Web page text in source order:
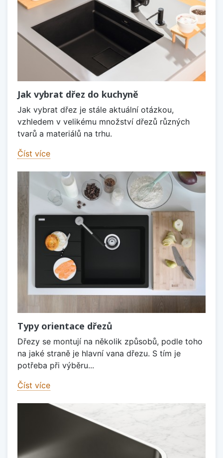
Jak vybrat dřez do kuchyně
Jak vybrat dřez je stále aktuální otázkou,
vzhledem v velikému množství dřezů různých
tvarů a materiálů na trhu.
Číst více
Typy orientace dřezů
Dřezy se montují na několik způsobů, podle toho
na jaké straně je hlavní vana dřezu. S tím je
potřeba při výběru...
Číst více